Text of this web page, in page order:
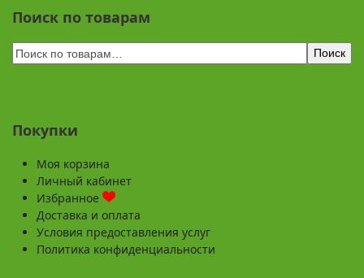
Поиск по товарам
Поиск
Покупки
Моя корзина
Личный кабинет
Избранное
Доставка и оплата
Условия предоставления услуг
Политика конфиденциальности